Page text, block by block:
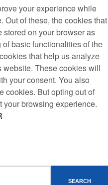
your experience while
Out of these, the cookies that
on your browser as
basic functionalities of the
that help us analyze
These cookies will
your consent. You also
cookies. But opting out of
your browsing experience.
SEARCH